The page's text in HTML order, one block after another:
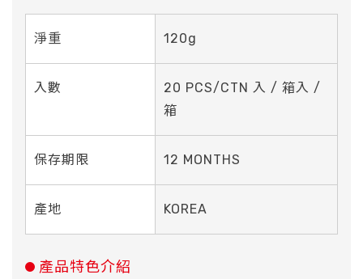
淨重 120g
入數
20 PCS/CTN 入 / 箱入 /
箱
保存期限 12 MONTHS
產地 KOREA
產品特色介紹